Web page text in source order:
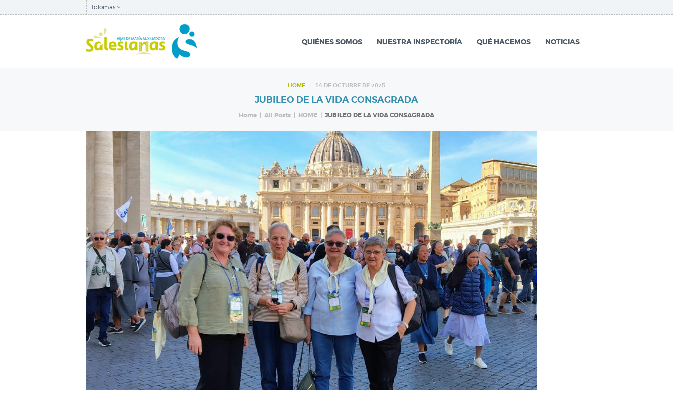
Idiomas
QUIÉNES SOMOS NUESTRA INSPECTORÍA QUÉ HACEMOS NOTICIAS
HOME 14 DE OCTUBRE DE 2025
JUBILEO DE LA VIDA CONSAGRADA
Home All Posts HOME JUBILEO DE LA VIDA CONSAGRADA
QUIÉNES SOMOS
NUESTRA
QUÉ HACEMOS
NOTICIAS